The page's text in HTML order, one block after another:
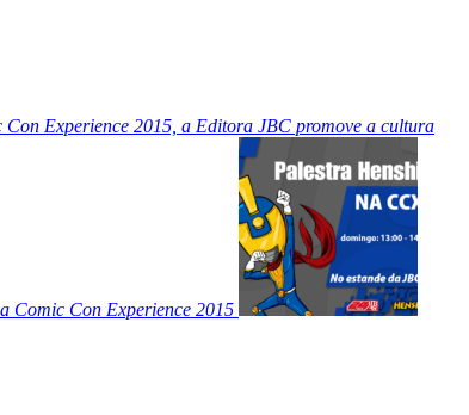
Con Experience 2015, a Editora JBC promove a cultura
Comic Con Experience 2015